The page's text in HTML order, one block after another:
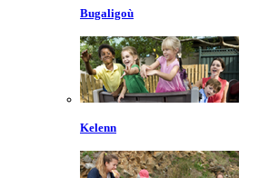
Bugaligoù
Kelenn